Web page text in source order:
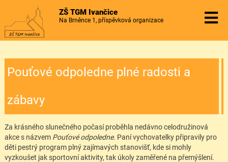
ZŠ TGM Ivančice
Na Brněnce 1, příspěvková organizace
Pouťové odpoledne plné radosti a
zábavy
Za krásného slunečného počasí proběhla nedávno celodružinová
akce s názvem Pouťové odpoledne. Paní vychovatelky připravily pro
děti pestrý program plný zajímavých stanovišť, kde si mohly
vyzkoušet jak sportovní aktivity, tak úkoly zaměřené na přemýšlení.